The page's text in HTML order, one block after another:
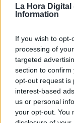
La Hora Digital
Information
If you wish to
processing of
targeted
section to
opt-out request is
interest-based
us or personal
your opt-out. You
Por Álvaro Frutos
Geopolítica de Crisis
Clara
mi pesadilla
Por María Pérez